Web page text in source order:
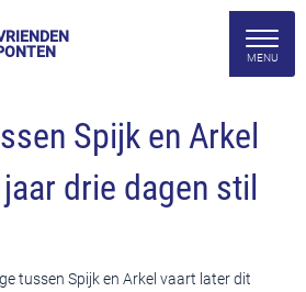
Spijk en Arkel
drie dagen stil
tussen Spijk en Arkel vaart later dit